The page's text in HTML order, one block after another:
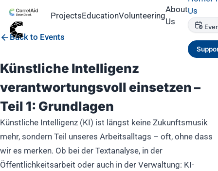
ProjectsEducationVolunteering
About
Us
Us
Back to Events
Künstliche Intelligenz
verantwortungsvoll einsetzen –
Teil 1: Grundlagen
Künstliche Intelligenz (KI) ist längst keine Zukunftsmusik
mehr, sondern Teil unseres Arbeitsalltags – oft, ohne dass
wir es merken. Ob bei der Textanalyse, in der
Öffentlichkeitsarbeit oder auch in der Verwaltung: KI-